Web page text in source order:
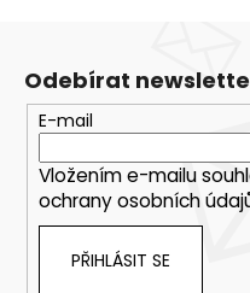
Odebírat
E-mail
Vložením e-mailu
ochrany osobních
PŘIHLÁSIT SE